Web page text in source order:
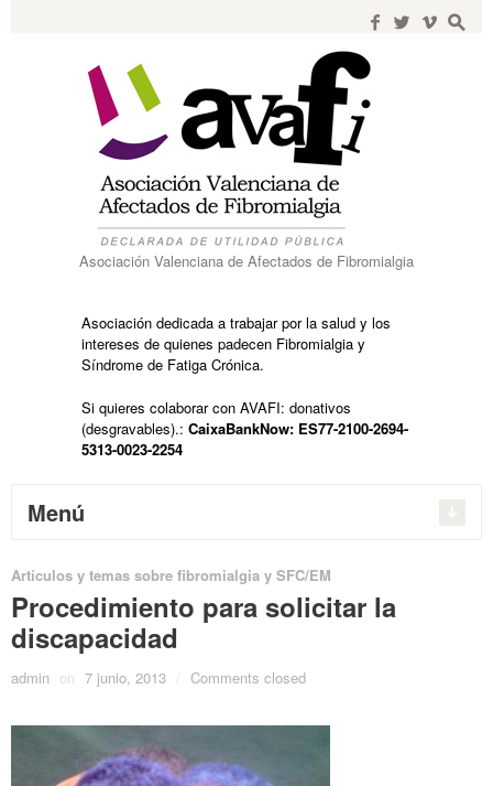
f w i s
Asociación Valenciana de Afectados de Fibromialgia
Asociación dedicada a trabajar por la salud y los
intereses de quienes padecen Fibromialgia y
Síndrome de Fatiga Crónica.
Si quieres colaborar con AVAFI: donativos
(desgravables).:CaixaBankNow: ES77-2100-2694-
5313-0023-2254
Menú
Artículos y temas sobre fibromialgia y SFC/EM
Procedimiento para solicitar la
discapacidad
admin on 7 junio, 2013 / Comments closed